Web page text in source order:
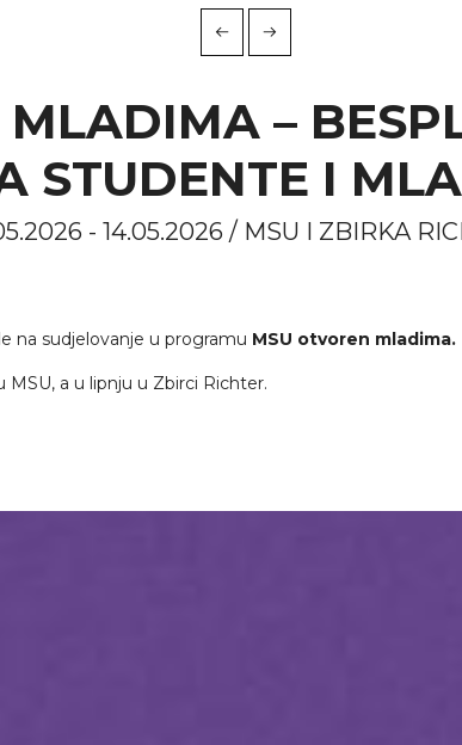
MLADIMA –
STUDENTE I
- 14.05.2026 / MSU I ZBIRKA
na sudjelovanje u programu MSU otvoren mladima.
a u lipnju u Zbirci Richter.